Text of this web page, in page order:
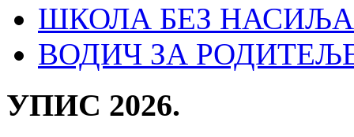
ШКОЛА БЕЗ НАСИЉА
ВОДИЧ ЗА
УПИС 2026.